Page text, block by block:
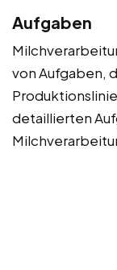
Aufgaben
von Aufgaben,
detaillierten